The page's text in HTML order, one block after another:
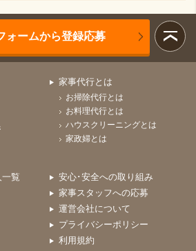
ォームから登録応募
家事代行とは
お掃除代行とは
お料理代行とは
ハウスクリーニングとは
家政婦とは
覧
安心･安全への取り組み
家事スタッフへの応募
運営会社について
プライバシーポリシー
利用規約